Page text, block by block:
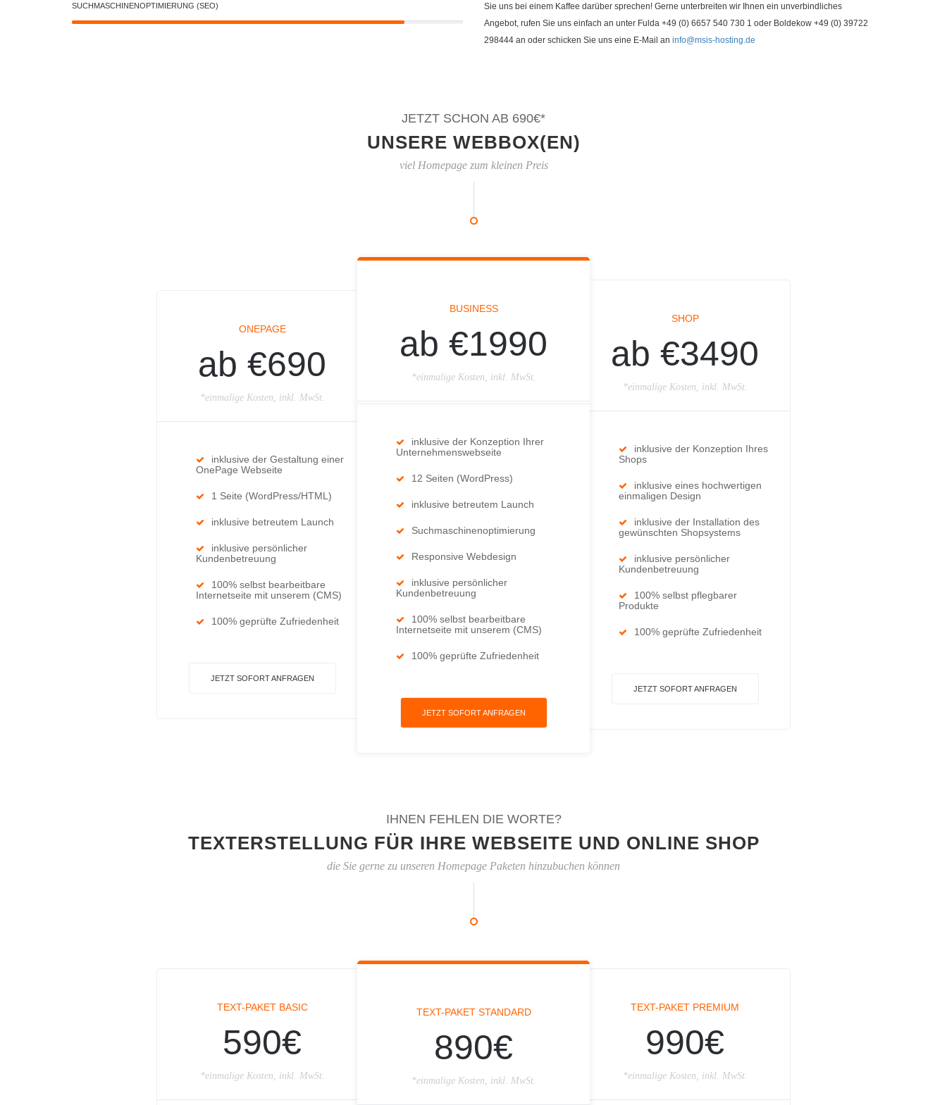
SUCHMASCHINENOPTIMIERUNG (SEO)
Sie uns bei einem Kaffee darüber sprechen! Gerne unterbreiten wir Ihnen ein unverbindliches
Angebot, rufen Sie uns einfach an unter Fulda +49 (0) 6657 540 730 1 oder Boldekow +49 (0) 39722
298444 an oder schicken Sie uns eine E-Mail an info@msis-hosting.de
JETZT SCHON AB 690€*
UNSERE WEBBOX(EN)
viel Homepage zum kleinen Preis
ONEPAGE
ab €690
*einmalige Kosten, inkl. MwSt.
inklusive der Gestaltung einer
OnePage Webseite
1 Seite (WordPress/HTML)
inklusive betreutem Launch
inklusive persönlicher
Kundenbetreuung
100% selbst bearbeitbare
Internetseite mit unserem (CMS)
100% geprüfte Zufriedenheit
JETZT SOFORT ANFRAGEN
BUSINESS
ab €1990
*einmalige Kosten, inkl. MwSt.
inklusive der Konzeption Ihrer
Unternehmenswebseite
12 Seiten (WordPress)
inklusive betreutem Launch
Suchmaschinenoptimierung
Responsive Webdesign
inklusive persönlicher
Kundenbetreuung
100% selbst bearbeitbare
Internetseite mit unserem (CMS)
100% geprüfte Zufriedenheit
JETZT SOFORT ANFRAGEN
SHOP
ab €3490
*einmalige Kosten, inkl. MwSt.
inklusive der Konzeption Ihres
Shops
inklusive eines hochwertigen
einmaligen Design
inklusive der Installation des
gewünschten Shopsystems
inklusive persönlicher
Kundenbetreuung
100% selbst pflegbarer
Produkte
100% geprüfte Zufriedenheit
JETZT SOFORT ANFRAGEN
IHNEN FEHLEN DIE WORTE?
TEXTERSTELLUNG FÜR IHRE WEBSEITE UND ONLINE SHOP
die Sie gerne zu unseren Homepage Paketen hinzubuchen können
TEXT-PAKET BASIC
590€
*einmalige Kosten, inkl. MwSt.
TEXT-PAKET STANDARD
890€
*einmalige Kosten, inkl. MwSt.
TEXT-PAKET PREMIUM
990€
*einmalige Kosten, inkl. MwSt.